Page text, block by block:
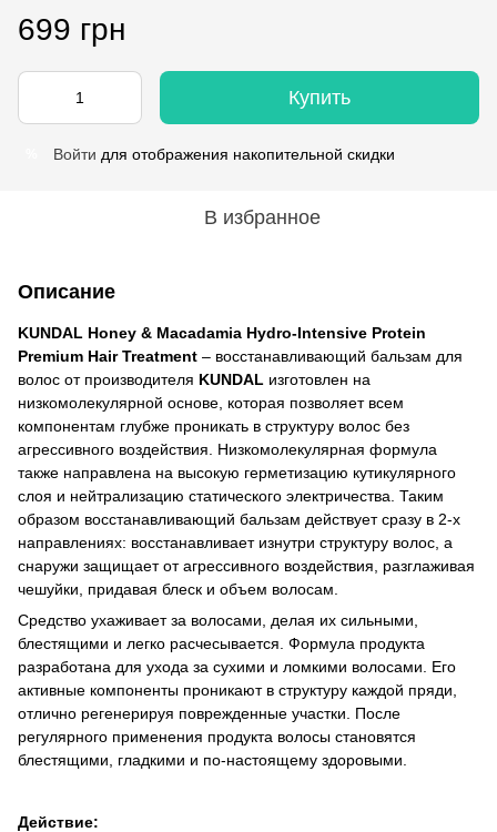
699 грн
Купить
Войти для отображения накопительной скидки
В избранное
Описание
KUNDAL Honey & Macadamia Hydro-Intensive Protein
Premium Hair Treatment – ​​восстанавливающий бальзам для
волос от производителя KUNDAL изготовлен на
низкомолекулярной основе, которая позволяет всем
компонентам глубже проникать в структуру волос без
агрессивного воздействия. Низкомолекулярная формула
также направлена ​​на высокую герметизацию кутикулярного
слоя и нейтрализацию статического электричества. Таким
образом восстанавливающий бальзам действует сразу в 2-х
направлениях: восстанавливает изнутри структуру волос, а
снаружи защищает от агрессивного воздействия, разглаживая
чешуйки, придавая блеск и объем волосам.
Средство ухаживает за волосами, делая их сильными,
блестящими и легко расчесывается. Формула продукта
разработана для ухода за сухими и ломкими волосами. Его
активные компоненты проникают в структуру каждой пряди,
отлично регенерируя поврежденные участки. После
регулярного применения продукта волосы становятся
блестящими, гладкими и по-настоящему здоровыми.
Действие: